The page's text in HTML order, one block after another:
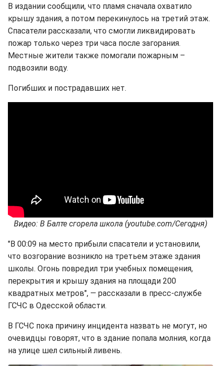
В издании сообщили, что пламя сначала охватило
крышу здания, а потом перекинулось на третий этаж.
Спасатели рассказали, что смогли ликвидировать
пожар только через три часа после загорания.
Местные жители также помогали пожарным –
подвозили воду.
Погибших и пострадавших нет.
Видео: В Балте сгорела школа (youtube.com/Сегодня)
"В 00:09 на место прибыли спасатели и установили,
что возгорание возникло на третьем этаже здания
школы. Огонь повредил три учебных помещения,
перекрытия и крышу здания на площади 200
квадратных метров", — рассказали в пресс-службе
ГСЧС в Одесской области.
В ГСЧС пока причину инцидента назвать не могут, но
очевидцы говорят, что в здание попала молния, когда
на улице шел сильный ливень.